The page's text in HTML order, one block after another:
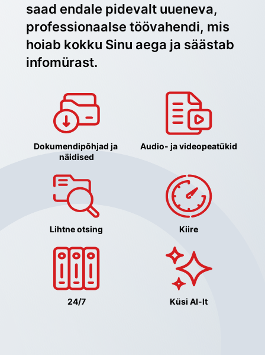
saad endale pidevalt uueneva,
professionaalse töövahendi, mis
hoiab kokku Sinu aega ja säästab
infomürast.
Dokumendipõhjad ja
näidised
Audio- ja videopeatükid
Lihtne otsing Kiire
24/7 Küsi AI-lt